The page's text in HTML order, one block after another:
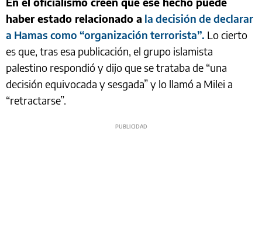
haber estado relacionado a la decisión de declarar
a Hamas como “organización terrorista”. Lo cierto
es que, tras esa publicación, el grupo islamista
palestino respondió y dijo que se trataba de “una
decisión equivocada y sesgada” y lo llamó a Milei a
“retractarse”.